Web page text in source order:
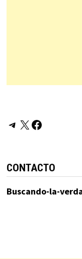
Telegram
X Facebook
CONTACTO
Buscando-la-